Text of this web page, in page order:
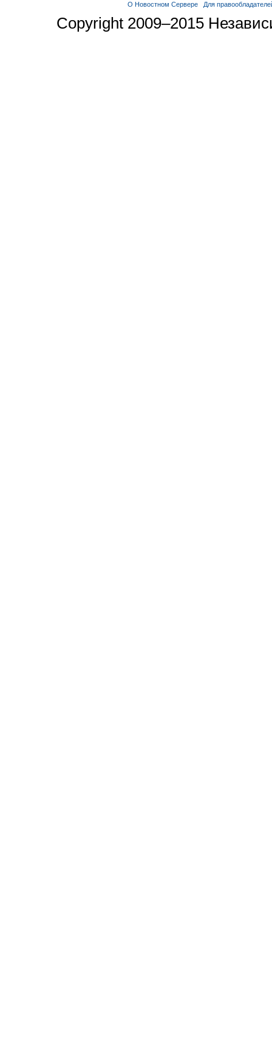
О Новостном Сервере Для
Copyright 2009–2015